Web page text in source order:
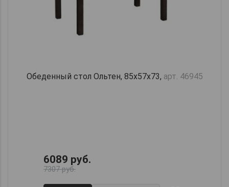
Обеденный стол Ольтен, 85х57х73, арт. 46945
6089 руб.
7307 руб.